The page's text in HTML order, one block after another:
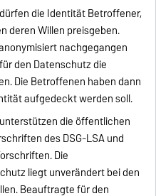
die Identität Betroffener,
deren Willen preisgeben.
nachgegangen
den Datenschutz die
Die Betroffenen haben dann
aufgedeckt werden soll.
die öffentlichen
des DSG-LSA und
Die
liegt unverändert bei den
Beauftragte für den